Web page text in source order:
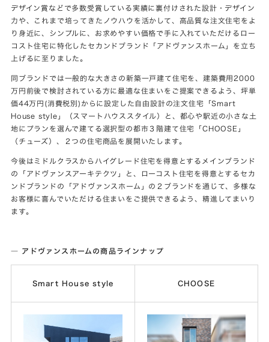
デザイン賞などで多数受賞している実績に裏付けされた設計・デザイン
力や、これまで培ってきたノウハウを活かして、高品質な注文住宅をよ
り身近に、シンプルに、お求めやすい価格で手に入れていただけるロー
コスト住宅に特化したセカンドブランド「アドヴァンスホーム」を立ち
上げるに至りました。
同ブランドでは一般的な大きさの新築一戸建て住宅を、建築費用2000
万円前後で検討されている方に最適な住まいをご提案できるよう、坪単
価44万円(消費税別)からに設定した自由設計の注文住宅「Smart
House style」（スマートハウススタイル）と、都心や駅近の小さな土
地にプランを選んで建てる選択型の都市３階建て住宅「CHOOSE」
（チューズ）、２つの住宅商品を展開いたします。
今後はミドルクラスからハイグレード住宅を得意とするメインブランド
の「アドヴァンスアーキテクツ」と、ローコスト住宅を得意とするセカ
ンドブランドの「アドヴァンスホーム」の２ブランドを通じて、多様な
お客様に喜んでいただける住まいをご提供できるよう、精進してまいり
ます。
― アドヴァンスホームの商品ラインナップ
Smart House style CHOOSE